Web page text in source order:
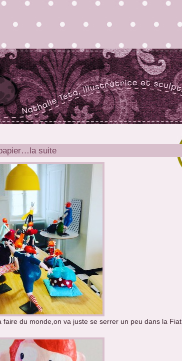
suite
faire du monde,on va juste se serrer un peu dans la Fiat